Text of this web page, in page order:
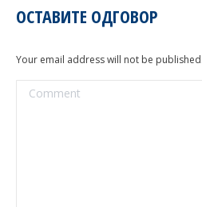
ОСТАВИТЕ ОДГОВОР
Your email address will not be
Comment